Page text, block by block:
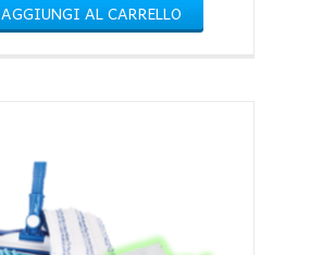
AGGIUNGI AL CARRELLO